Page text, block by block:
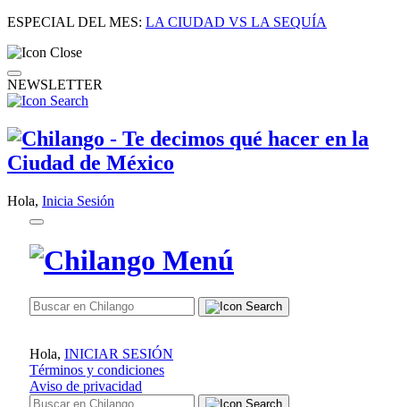
ESPECIAL DEL MES: LA CIUDAD VS LA SEQUÍA
NEWSLETTER
Hola, Inicia Sesión
Hola, INICIAR SESIÓN
Términos y condiciones
Aviso de privacidad